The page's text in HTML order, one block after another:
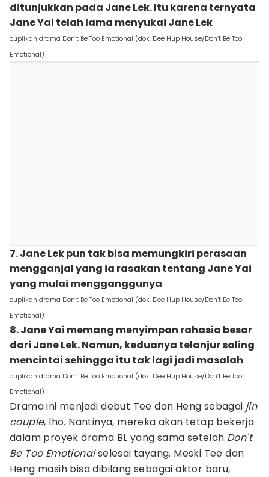
ditunjukkan pada Jane Lek. Itu karena ternyata
Jane Yai telah lama menyukai Jane Lek
cuplikan drama Don’t Be Too Emotional (dok. Dee Hup House/Don’t Be Too
Emotional)
7. Jane Lek pun tak bisa memungkiri perasaan
mengganjal yang ia rasakan tentang Jane Yai
yang mulai mengganggunya
cuplikan drama Don’t Be Too Emotional (dok. Dee Hup House/Don’t Be Too
Emotional)
8. Jane Yai memang menyimpan rahasia besar
dari Jane Lek. Namun, keduanya telanjur saling
mencintai sehingga itu tak lagi jadi masalah
cuplikan drama Don’t Be Too Emotional (dok. Dee Hup House/Don’t Be Too
Emotional)
Drama ini menjadi debut Tee dan Heng sebagai jin
couple, lho. Nantinya, mereka akan tetap bekerja
dalam proyek drama BL yang sama setelah Don't
Be Too Emotionalselesai tayang. Meski Tee dan
Heng masih bisa dibilang sebagai aktor baru,